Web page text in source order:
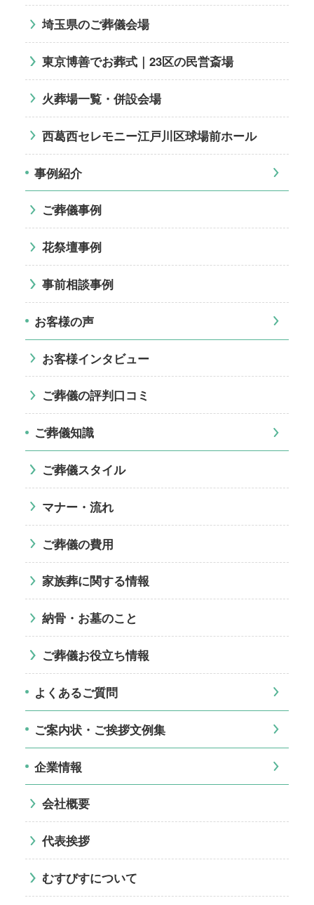
埼玉県のご葬儀会場
東京博善でお葬式｜23区の民営斎場
火葬場一覧・併設会場
西葛西セレモニー江戸川区球場前ホール
事例紹介
ご葬儀事例
花祭壇事例
事前相談事例
お客様の声
お客様インタビュー
ご葬儀の評判口コミ
ご葬儀知識
ご葬儀スタイル
マナー・流れ
ご葬儀の費用
家族葬に関する情報
納骨・お墓のこと
ご葬儀お役立ち情報
よくあるご質問
ご案内状・ご挨拶文例集
企業情報
会社概要
代表挨拶
むすびすについて